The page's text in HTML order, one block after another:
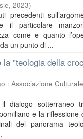
, 2023)
precedenti
il particolare
come e quanto
un punto di ...
la "teologia della
: Associazione
il dialogo sotterraneo
e la riflessione
del panorama